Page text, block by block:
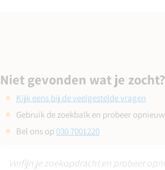
Niet gevonden wat je zocht?
Kijk eens bij de veelgestelde vragen
Gebruik de zoekbalk en probeer opnieuw
Bel ons op 030 7001220